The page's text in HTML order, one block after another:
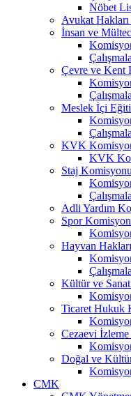
Nöbet
Avukat
İnsan ve
Çevre ve Kent
Meslek İçi
KVK
KVK
Staj Komisyonu
Adli Yardım
Spor
Hayvan
Kültür ve
Ticaret Hukuk
Cezaevi
Doğal ve
CMK